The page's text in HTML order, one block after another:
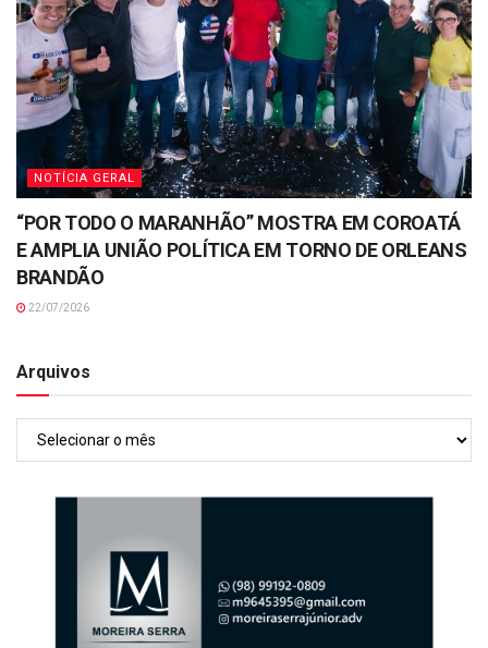
NOTÍCIA GERAL
“POR TODO O MARANHÃO” MOSTRA EM COROATÁ
E AMPLIA UNIÃO POLÍTICA EM TORNO DE ORLEANS
BRANDÃO
22/07/2026
Arquivos
Arquivos